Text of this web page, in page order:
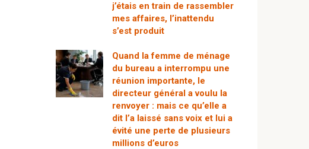
j’étais en train de rassembler
mes affaires, l’inattendu
s’est produit
Quand la femme de ménage
du bureau a interrompu une
réunion importante, le
directeur général a voulu la
renvoyer : mais ce qu’elle a
dit l’a laissé sans voix et lui a
évité une perte de plusieurs
millions d’euros